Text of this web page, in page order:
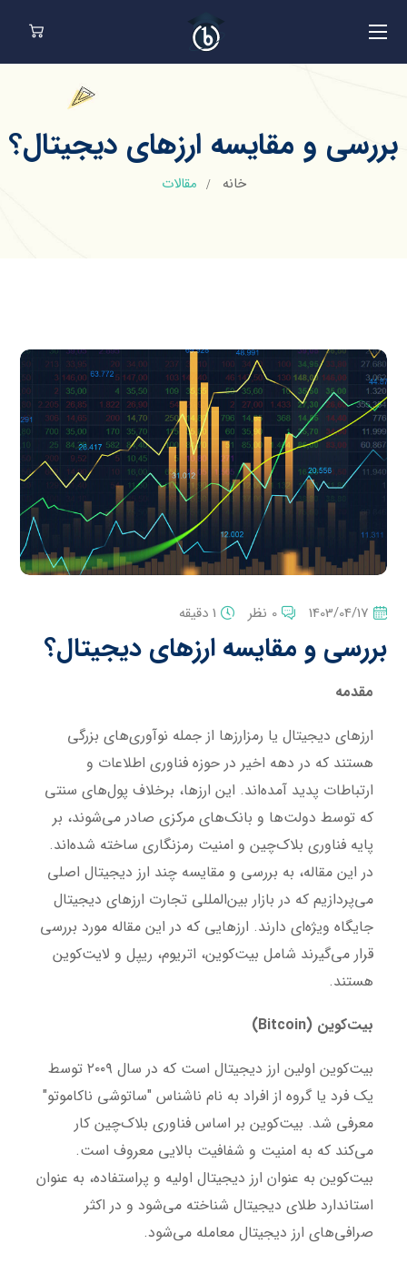
بررسی و مقایسه ارزهای دیجیتال؟
خانه مقالات
1403/04/17 0 نظر 1 دقیقه
بررسی و مقایسه ارزهای دیجیتال؟
مقدمه
ارزهای دیجیتال یا رمزارزها از جمله نوآوری‌های بزرگی
هستند که در دهه اخیر در حوزه فناوری اطلاعات و
ارتباطات پدید آمده‌اند. این ارزها، برخلاف پول‌های سنتی
که توسط دولت‌ها و بانک‌های مرکزی صادر می‌شوند، بر
پایه فناوری بلاک‌چین و امنیت رمزنگاری ساخته شده‌اند.
در این مقاله، به بررسی و مقایسه چند ارز دیجیتال اصلی
می‌پردازیم که در بازار بین‌المللی تجارت ارزهای دیجیتال
جایگاه ویژه‌ای دارند. ارزهایی که در این مقاله مورد بررسی
قرار می‌گیرند شامل بیت‌کوین، اتریوم، ریپل و لایت‌کوین
هستند.
بیت‌کوین (Bitcoin)
بیت‌کوین اولین ارز دیجیتال است که در سال ۲۰۰۹ توسط
یک فرد یا گروه از افراد به نام ناشناس "ساتوشی ناکاموتو"
معرفی شد. بیت‌کوین بر اساس فناوری بلاک‌چین کار
می‌کند که به امنیت و شفافیت بالایی معروف است.
بیت‌کوین به عنوان ارز دیجیتال اولیه و پراستفاده، به عنوان
استاندارد طلای دیجیتال شناخته می‌شود و در اکثر
صرافی‌های ارز دیجیتال معامله می‌شود.